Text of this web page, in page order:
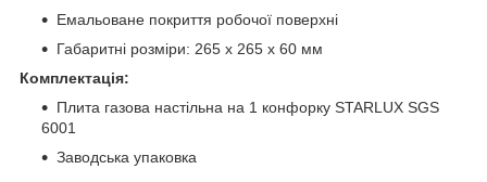
Емальоване покриття робочої поверхні
Габаритні розміри: 265 х 265 х 60 мм
Комплектація:
Плита газова настільна на 1 конфорку STARLUX SGS
6001
Заводська упаковка